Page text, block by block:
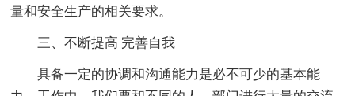
量和安全生产的相关要求。
三、不断提高 完善自我
具备一定的协调和沟通能力是必不可少的基本能